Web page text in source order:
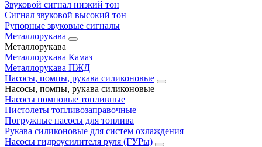
Звуковой сигнал низкий тон
Сигнал звуковой высокий тон
Рупорные звуковые сигналы
Металлорукава
Металлорукава
Металлорукава Камаз
Металлорукава ПЖД
Насосы, помпы, рукава силиконовые
Насосы, помпы, рукава силиконовые
Насосы помповые топливные
Пистолеты топливозаправочные
Погружные насосы для топлива
Рукава силиконовые для систем охлаждения
Насосы гидроусилителя руля (ГУРы)